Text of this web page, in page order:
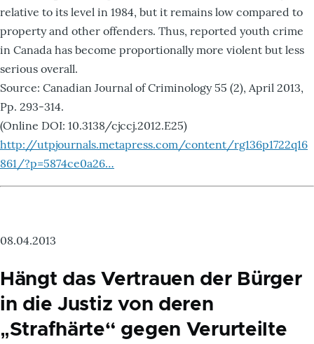
relative to its level in 1984, but it remains low compared to
property and other offenders. Thus, reported youth crime
in Canada has become proportionally more violent but less
serious overall.
Source: Canadian Journal of Criminology 55 (2), April 2013,
Pp. 293-314.
(Online DOI: 10.3138/cjccj.2012.E25)
http://utpjournals.metapress.com/content/rg136p1722q16
861/?p=5874ce0a26…
08.04.2013
Hängt das Vertrauen der Bürger
in die Justiz von deren
„Strafhärte“ gegen Verurteilte